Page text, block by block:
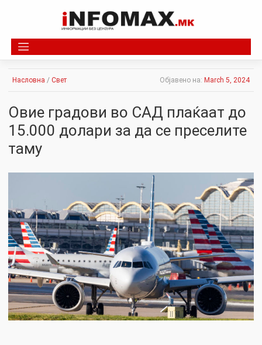
Насловна / Свет Објавено на: March 5, 2024
Овие градови во САД плаќаат до
15.000 долари за да се преселите
таму